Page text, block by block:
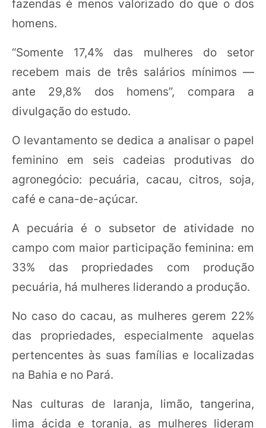
fazendas é menos valorizado do que o dos
homens.
“Somente 17,4% das mulheres do setor
recebem mais de três salários mínimos —
ante 29,8% dos homens”, compara a
divulgação do estudo.
O levantamento se dedica a analisar o papel
feminino em seis cadeias produtivas do
agronegócio: pecuária, cacau, citros, soja,
café e cana-de-açúcar.
A pecuária é o subsetor de atividade no
campo com maior participação feminina: em
33% das propriedades com produção
pecuária, há mulheres liderando a produção.
No caso do cacau, as mulheres gerem 22%
das propriedades, especialmente aquelas
pertencentes às suas famílias e localizadas
na Bahia e no Pará.
Nas culturas de laranja, limão, tangerina,
lima ácida e toranja, as mulheres lideram